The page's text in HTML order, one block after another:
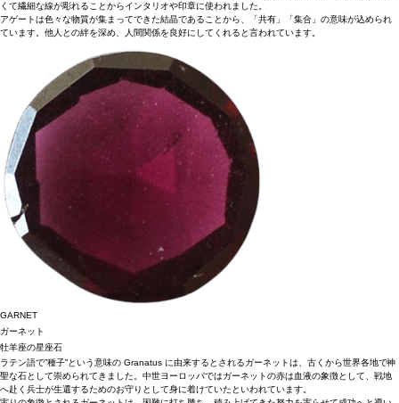
くて繊細な線が彫れることからインタリオや印章に使われました。
アゲートは色々な物質が集まってできた結晶であることから、「共有」「集合」の意味が込められ
ています。他人との絆を深め、人間関係を良好にしてくれると言われています。
GARNET
ガーネット
牡羊座の星座石
ラテン語で”種子”という意味の Granatus に由来するとされるガーネットは、古くから世界各地で神
聖な石として崇められてきました。中世ヨーロッパではガーネットの赤は血液の象徴として、戦地
へ赴く兵士が生還するためのお守りとして身に着けていたといわれています。